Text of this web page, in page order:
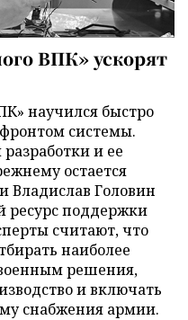
ВПК» ускорят
научился быстро
системы.
и ее
остается
Владислав Головин
ресурс поддержки
считают, что
наиболее
решения,
и включать
снабжения армии.